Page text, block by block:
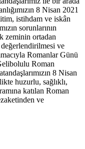
8 Nisan 2021
istihdam ve iskân
sorunlarının
zeminin ortadan
değerlendirilmesi ve
Romanlar Günü
Roman
8 Nisan
huzurlu, sağlıklı,
katılan Roman
ve